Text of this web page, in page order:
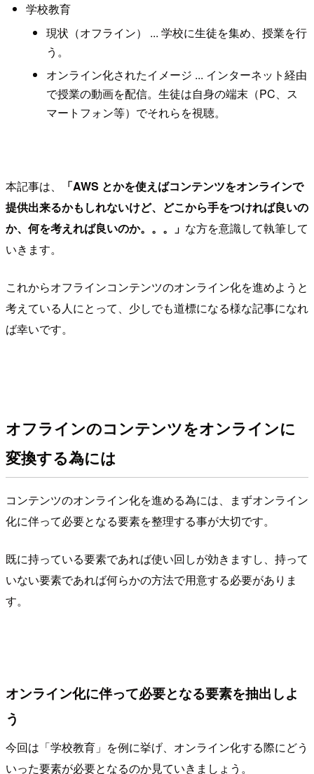
学校教育
現状（オフライン） ... 学校に生徒を集め、授業を行
う。
オンライン化されたイメージ ... インターネット経由
で授業の動画を配信。生徒は自身の端末（PC、ス
マートフォン等）でそれらを視聴。
本記事は、
「AWS とかを使えばコンテンツをオンラインで
提供出来るかもしれないけど、どこから手をつければ良いの
か、何を考えれば良いのか。。。」 な方を意識して執筆して
いきます。
これからオフラインコンテンツのオンライン化を進めようと
考えている人にとって、少しでも道標になる様な記事になれ
ば幸いです。
オフラインのコンテンツをオンラインに
変換する為には
コンテンツのオンライン化を進める為には、まずオンライン
化に伴って必要となる要素を整理する事が大切です。
既に持っている要素であれば使い回しが効きますし、持って
いない要素であれば何らかの方法で用意する必要がありま
す。
オンライン化に伴って必要となる要素を抽出しよ
う
今回は「学校教育」を例に挙げ、オンライン化する際にどう
いった要素が必要となるのか見ていきましょう。